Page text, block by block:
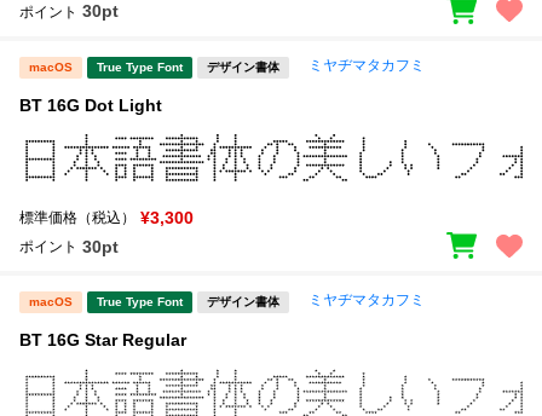
ポイント 30pt
macOS True Type Font デザイン書体 ミヤヂマタカフミ
BT 16G Dot Light
標準価格（税込） ¥3,300
ポイント 30pt
macOS True Type Font デザイン書体 ミヤヂマタカフミ
BT 16G Star Regular